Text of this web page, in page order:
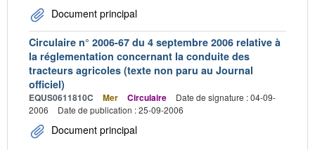
Document principal
Circulaire n° 2006-67 du 4 septembre 2006 relative à
la réglementation concernant la conduite des
tracteurs agricoles (texte non paru au Journal
officiel)
EQUS0611810C Mer Circulaire
Date de signature : 04-09-
2006
Date de publication : 25-09-2006
Document principal